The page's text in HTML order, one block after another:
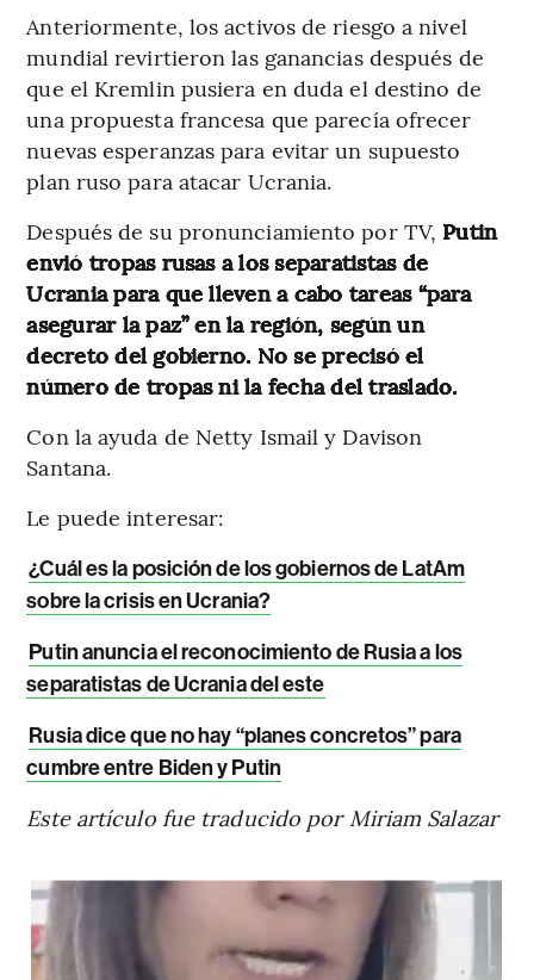
Anteriormente, los activos de riesgo a nivel
mundial revirtieron las ganancias después de
que el Kremlin pusiera en duda el destino de
una propuesta francesa que parecía ofrecer
nuevas esperanzas para evitar un supuesto
plan ruso para atacar Ucrania.
Después de su pronunciamiento por TV, Putin
envió tropas rusas a los separatistas de
Ucrania para que lleven a cabo tareas “para
asegurar la paz” en la región, según un
decreto del gobierno. No se precisó el
número de tropas ni la fecha del traslado.
Con la ayuda de Netty Ismail y Davison
Santana.
Le puede interesar:
¿Cuál es la posición de los gobiernos de LatAm
sobre la crisis en Ucrania?
Putin anuncia el reconocimiento de Rusia a los
separatistas de Ucrania del este
Rusia dice que no hay “planes concretos” para
cumbre entre Biden y Putin
Este artículo fue traducido por Miriam Salazar